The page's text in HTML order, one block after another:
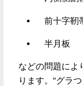
前十字靭
半月板
などの問題によ
ります。“グラ